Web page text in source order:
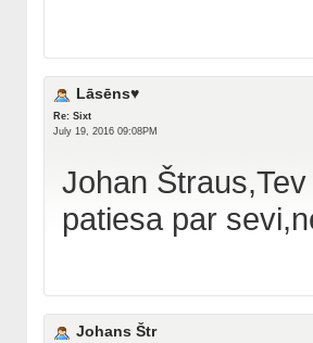
Lāsēns♥
Re: Sixt
July 19, 2016 09:08PM
Johan
patiesa par
Johans Štr